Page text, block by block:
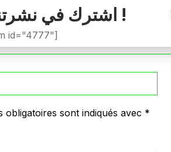
obligatoires sont indiqués avec *
اشترك في نشرتنا الإخبارية !
id="4777"]